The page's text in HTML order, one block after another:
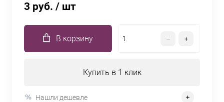
3 руб. / шт
В корзину
Купить в 1 клик
Нашли дешевле